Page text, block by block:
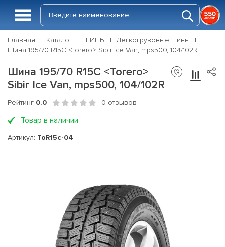
Главная Каталог ШИНЫ
Легкогрузовые шины
Шина 195/70 R15C <Torero> Sibir Ice Van, mps500, 104/102R
Шина 195/70 R15C <Torero>
Sibir Ice Van, mps500, 104/102R
Рейтинг 0.0 0 отзывов
Товар в наличии
Артикул: ToR15c-04